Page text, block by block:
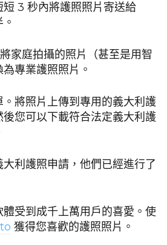
3 秒內將護照照片寄送給
將家庭拍攝的照片（甚至是用智
專業護照照片。
將照片上傳到專用的義大利護
您可以下載符合法定義大利護
利護照申請，他們已經進行了
受到成千上萬用戶的喜愛。使
獲得您喜歡的護照照片。